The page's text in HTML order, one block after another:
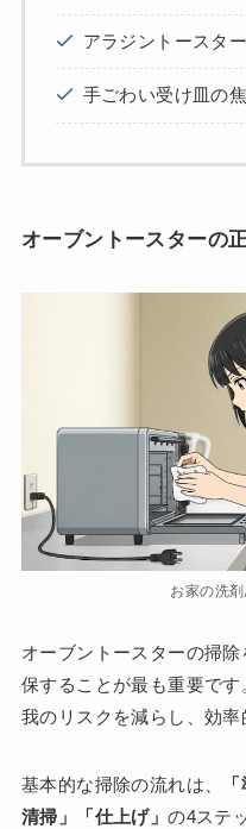
アラジントースタ
手ごわい受け皿の
オーブントースターの
お家の洗
オーブントースターの掃
保することが最も重要で
我のリスクを減らし、効率
基本的な掃除の流れは、
清掃」「仕上げ」の4ステ